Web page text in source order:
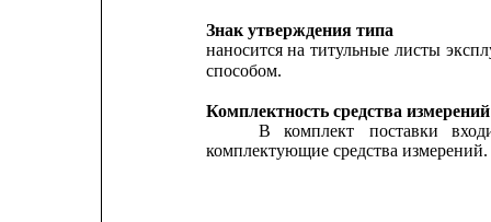
Знак утверждения типа
наносится на титульные листы
способом.
Комплектность средства измерений
В
комплект поставки
комплектующие средства измерений.